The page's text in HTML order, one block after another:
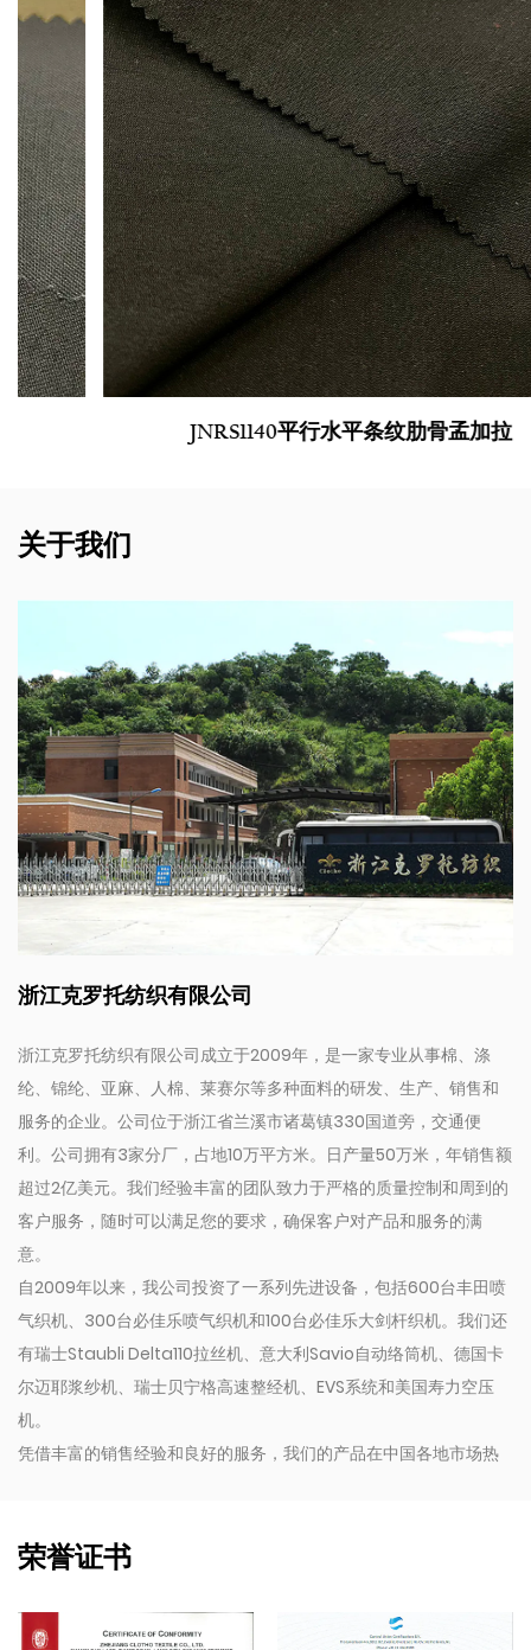
JNRS1140平行水平条纹肋骨孟加拉
关于我们
浙江克罗托纺织有限公司
浙江克罗托纺织有限公司成立于2009年，是一家专业从事棉、涤
纶、锦纶、亚麻、人棉、莱赛尔等多种面料的研发、生产、销售和
服务的企业。公司位于浙江省兰溪市诸葛镇330国道旁，交通便
利。公司拥有3家分厂，占地10万平方米。日产量50万米，年销售额
超过2亿美元。我们经验丰富的团队致力于严格的质量控制和周到的
客户服务，随时可以满足您的要求，确保客户对产品和服务的满
意。
自2009年以来，我公司投资了一系列先进设备，包括600台丰田喷
气织机、300台必佳乐喷气织机和100台必佳乐大剑杆织机。我们还
有瑞士Staubli Delta110拉丝机、意大利Savio自动络筒机、德国卡
尔迈耶浆纱机、瑞士贝宁格高速整经机、EVS系统和美国寿力空压
机。
凭借丰富的销售经验和良好的服务，我们的产品在中国各地市场热
Inditex、Gap、Tom Tailor、沃尔玛、Lidl、Aldi等。相信我司各
荣誉证书